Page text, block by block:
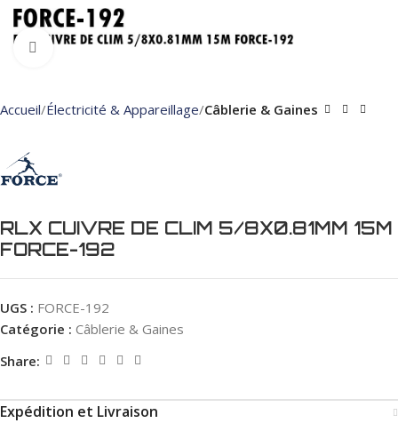
Click to enlarge
Accueil Électricité & Appareillage Câblerie & Gaines
RLX CUIVRE DE CLIM 5/8X0.81MM 15M
FORCE-192
UGS : FORCE-192
Catégorie : Câblerie & Gaines
Share:
Expédition et Livraison